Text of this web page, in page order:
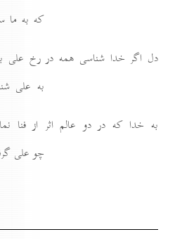
كه به ما
دل اگر خدا شناسى همه در رخ على
به على
به خدا كه در دو عالم اثر از فنا
چو على